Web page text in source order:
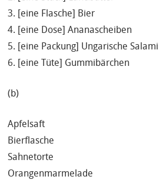
3. [eine Flasche] Bier
4. [eine Dose] Ananascheiben
5. [eine Packung] Ungarische Salami
6. [eine Tüte] Gummibärchen
(b)
Apfelsaft
Bierflasche
Sahnetorte
Orangenmarmelade